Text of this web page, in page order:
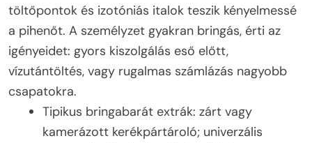
töltőpontok és izotóniás italok teszik kényelmessé
a pihenőt. A személyzet gyakran bringás, érti az
igényeidet: gyors kiszolgálás eső előtt,
vízutántöltés, vagy rugalmas számlázás nagyobb
csapatokra.
Tipikus bringabarát extrák: zárt vagy
kamerázott kerékpártároló; univerzális